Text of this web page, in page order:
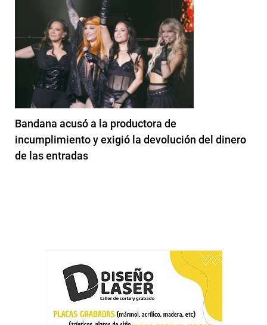
Bandana acusó a la productora de
incumplimiento y exigió la devolución del dinero
de las entradas